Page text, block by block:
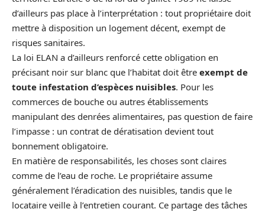
d’ailleurs pas place à l’interprétation : tout propriétaire doit
mettre à disposition un logement décent, exempt de
risques sanitaires.
La loi ELAN a d’ailleurs renforcé cette obligation en
précisant noir sur blanc que l’habitat doit être exempt de
toute infestation d’espèces nuisibles. Pour les
commerces de bouche ou autres établissements
manipulant des denrées alimentaires, pas question de faire
l’impasse : un contrat de dératisation devient tout
bonnement obligatoire.
En matière de responsabilités, les choses sont claires
comme de l’eau de roche. Le propriétaire assume
généralement l’éradication des nuisibles, tandis que le
locataire veille à l’entretien courant. Ce partage des tâches